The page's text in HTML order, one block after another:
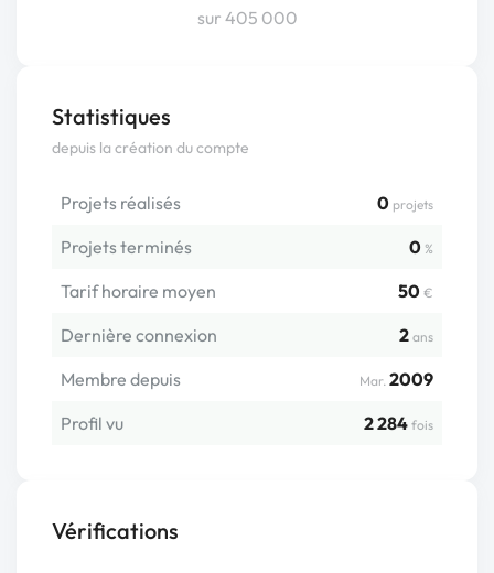
sur 405 000
Statistiques
depuis la création du compte
Projets réalisés 0 projets
Projets terminés 0 %
Tarif horaire moyen 50 €
Dernière connexion 2 ans
Membre depuis Mar. 2009
Profil vu
2 284 fois
Vérifications